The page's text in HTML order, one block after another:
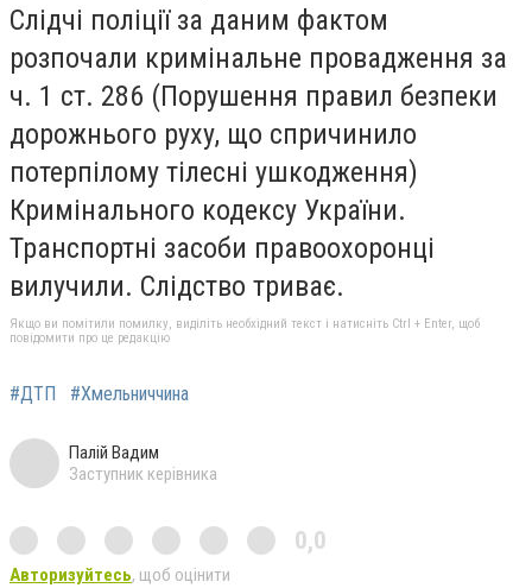
Слідчі поліції за даним фактом
розпочали кримінальне провадження за
ч. 1 ст. 286 (Порушення правил безпеки
дорожнього руху, що спричинило
потерпілому тілесні ушкодження)
Кримінального кодексу України.
Транспортні засоби правоохоронці
вилучили. Слідство триває.
Якщо ви помітили помилку, виділіть необхідний текст і натисніть Ctrl + Enter, щоб
повідомити про це редакцію
#ДТП #Хмельниччина
Палій Вадим
Заступник керівника
0,0
Авторизуйтесь, щоб оцінити